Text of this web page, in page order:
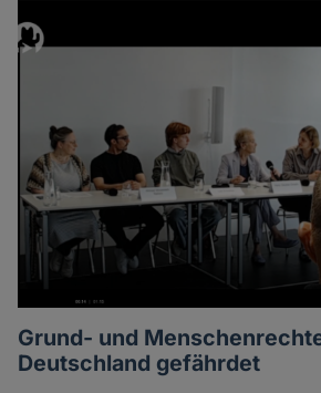
Grund- und
Deutschland gefährdet